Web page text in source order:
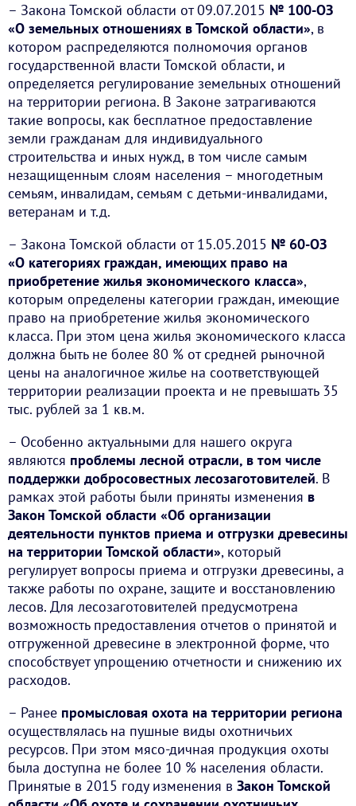
– Закона Томской области от 09.07.2015 № 100-ОЗ
«О земельных отношениях в Томской области», в
котором распределяются полномочия органов
государственной власти Томской области, и
определяется регулирование земельных отношений
на территории региона. В Законе затрагиваются
такие вопросы, как бесплатное предоставление
земли гражданам для индивидуального
строительства и иных нужд, в том числе самым
незащищенным слоям населения – многодетным
семьям, инвалидам, семьям с детьми-инвалидами,
ветеранам и т.д.
– Закона Томской области от 15.05.2015 № 60-ОЗ
«О категориях граждан, имеющих право на
приобретение жилья экономического класса»,
которым определены категории граждан, имеющие
право на приобретение жилья экономического
класса. При этом цена жилья экономического класса
должна быть не более 80 % от средней рыночной
цены на аналогичное жилье на соответствующей
территории реализации проекта и не превышать 35
тыс. рублей за 1 кв.м.
– Особенно актуальными для нашего округа
являются проблемы лесной отрасли, в том числе
поддержки добросовестных лесозаготовителей. В
рамках этой работы были приняты изменения в
Закон Томской области «Об организации
деятельности пунктов приема и отгрузки древесины
на территории Томской области», который
регулирует вопросы приема и отгрузки древесины, а
также работы по охране, защите и восстановлению
лесов. Для лесозаготовителей предусмотрена
возможность предоставления отчетов о принятой и
отгруженной древесине в электронной форме, что
способствует упрощению отчетности и снижению их
расходов.
– Ранее промысловая охота на территории региона
осуществлялась на пушные виды охотничьих
ресурсов. При этом мясо-дичная продукция охоты
была доступна не более 10 % населения области.
Принятые в 2015 году изменения в Закон Томской